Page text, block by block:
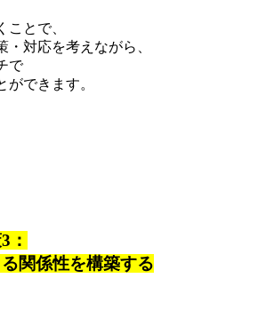
ことで、
対応を考えながら、
で
できます。
：
関係性を構築する